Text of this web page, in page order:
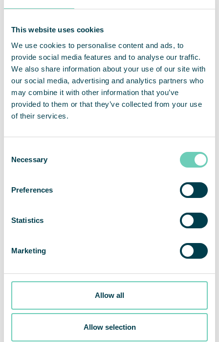
This website uses cookies
We use cookies to personalise content and ads, to
provide social media features and to analyse our traffic.
We also share information about your use of our site with
our social media, advertising and analytics partners who
may combine it with other information that you’ve
provided to them or that they’ve collected from your use
of their services.
Selection
Necessary
Preferences
Statistics
Marketing
Allow all
Allow selection
propre approvisionnement de produits. Bo Dolk-
concepteurs de produits, élaborant des plans et
construisant des prototypes de machines en
laboratoire. Son réseau de fournisseurs, qui les
accompagne tout au long du processus, contribue
à des délais courts dans le développement des
produits, dont l’évolutivité est également rapide.
« Les apprentissages partagés que nous
avons obtenus avec le système de santé
deviendra une évidence d’ici quelques
années ; ceci sera aussi important que de